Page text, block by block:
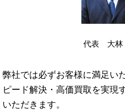
代表 大
弊社では必ずお客様に満足い
ピード解決・高価買取を実現
いただきます。